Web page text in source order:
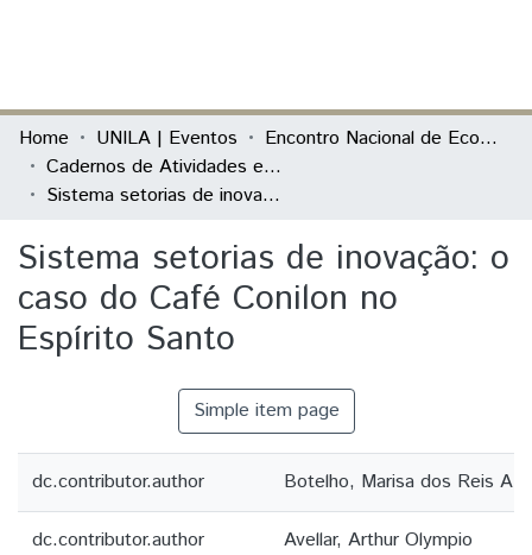
Communities & Collections
All of DSpace
Home UNILA | Eventos
Encontro Nacional de Economia Política
Cadernos de Atividades e Resumos
Sistema setorias de inovação: o caso do Café Conilon no Espírito Santo
Sistema setorias de inovação: o
caso do Café Conilon no
Espírito Santo
Simple item page
dc.contributor.author Botelho, Marisa dos Reis
dc.contributor.author Avellar, Arthur Olympio